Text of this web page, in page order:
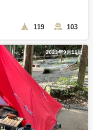
119 103
2023年9月11日